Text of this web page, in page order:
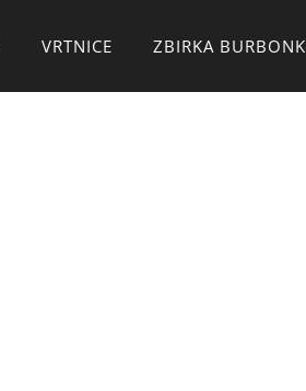
VRTNICE ZBIRKA BURBONK